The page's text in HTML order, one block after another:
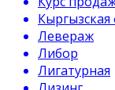
Левераж
Либор
Лигатурная